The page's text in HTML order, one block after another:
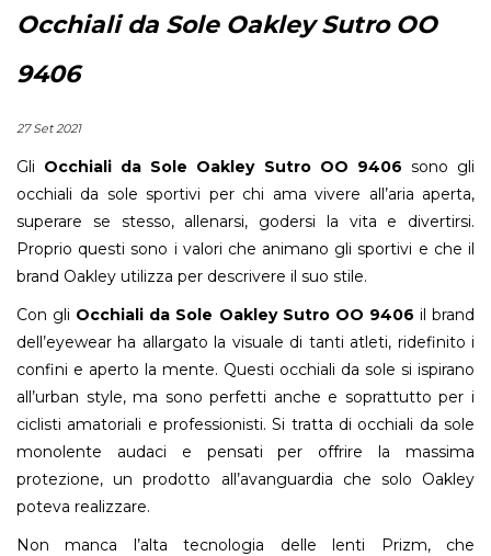
Occhiali da Sole Oakley Sutro OO
9406
27 Set 2021
Gli Occhiali da Sole Oakley Sutro OO 9406 sono gli
occhiali da sole sportivi per chi ama vivere all’aria aperta,
superare se stesso, allenarsi, godersi la vita e divertirsi.
Proprio questi sono i valori che animano gli sportivi e che il
brand Oakley utilizza per descrivere il suo stile.
Con gli Occhiali da Sole Oakley Sutro OO 9406 il brand
dell’eyewear ha allargato la visuale di tanti atleti, ridefinito i
confini e aperto la mente. Questi occhiali da sole si ispirano
all’urban style, ma sono perfetti anche e soprattutto per i
ciclisti amatoriali e professionisti. Si tratta di occhiali da sole
monolente audaci e pensati per offrire la massima
protezione, un prodotto all’avanguardia che solo Oakley
poteva realizzare.
Non manca l’alta tecnologia delle lenti Prizm, che